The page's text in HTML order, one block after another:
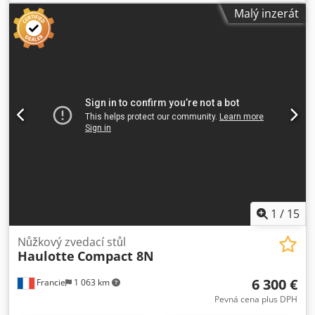
ano Codpfx Agjxxl U Isnjha Technický stav: dobrý Vizuální
stav: dobrý Dodací podmínky: EXW Transportní rozměry (D
x Š x V): 2,49 x 1,22 m Pro více informací kontaktujte pana
Christiana Theißena. Výrobce: Haulotte Typ: Compact 8W
plošiny při vysunutí: 3,23 m Celkové rozměry (D x Š): 2,49 x
1,22 m Výška v transportní poloze s zábradlím: 2,15 m
Výška v transportní poloze bez zábradlí: 1,30 m Pojízdný do
Malý inzerát
1 / 15
Francie 1 063 km
Nůžkový zvedací stůl
Haulotte Compact 8N
6 300 €
Pevná cena plus DPH